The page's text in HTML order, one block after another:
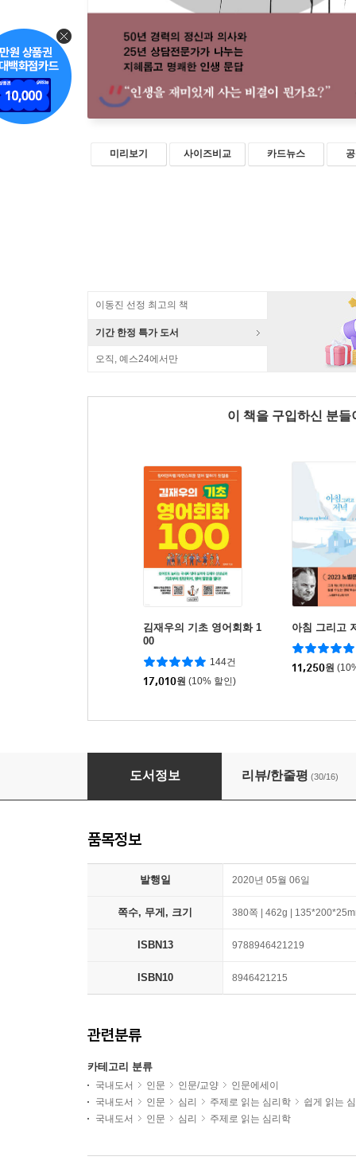
미리보기 사이즈비교 카드뉴스
이동진 선정 최고의 책
기간 한정 특가 도서
오직, 예스24에서만
이 책을 구입하신 분
김재우의 기초 영어회화 1
00
144건
17,010원 (10% 할인)
아침 그리고
11,250원
마음대로 안 되는 게 인생이라면
도서정보 리뷰/한줄평 (30/16)
품목정보
발행일 2020년 05월 06일
쪽수, 무게, 크기 380쪽 | 462g |
ISBN13 9788946421219
ISBN10 8946421215
관련분류
카테고리 분류
국내도서 인문 인문/교양
인문에세이
국내도서
인문 심리 주제로 읽는 심리학
쉽게 읽는
국내도서
인문 심리 주제로 읽는 심리학